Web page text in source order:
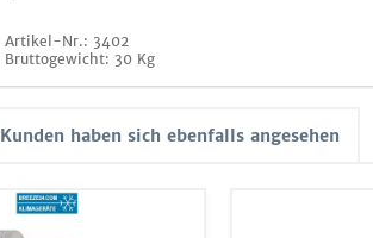
Artikel-Nr.: 3402
Bruttogewicht: 30 Kg
Kunden haben sich ebenfalls angesehen